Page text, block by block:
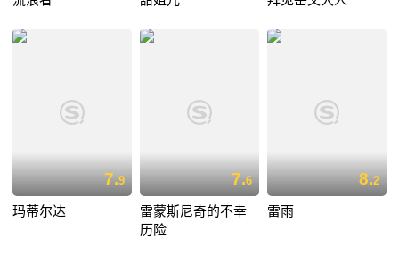
7.9
玛蒂尔达
7.6
雷蒙斯尼奇的不幸
历险
8.2
雷雨